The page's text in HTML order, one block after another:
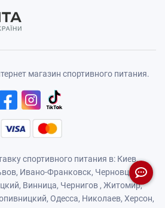
магазин спортивного питания.
спортивного питания в: Киев,
Ивано-Франковск, Черновцы,
, Винница, Чернигов , Житомир,
Одесса, Николаев, Херсон,